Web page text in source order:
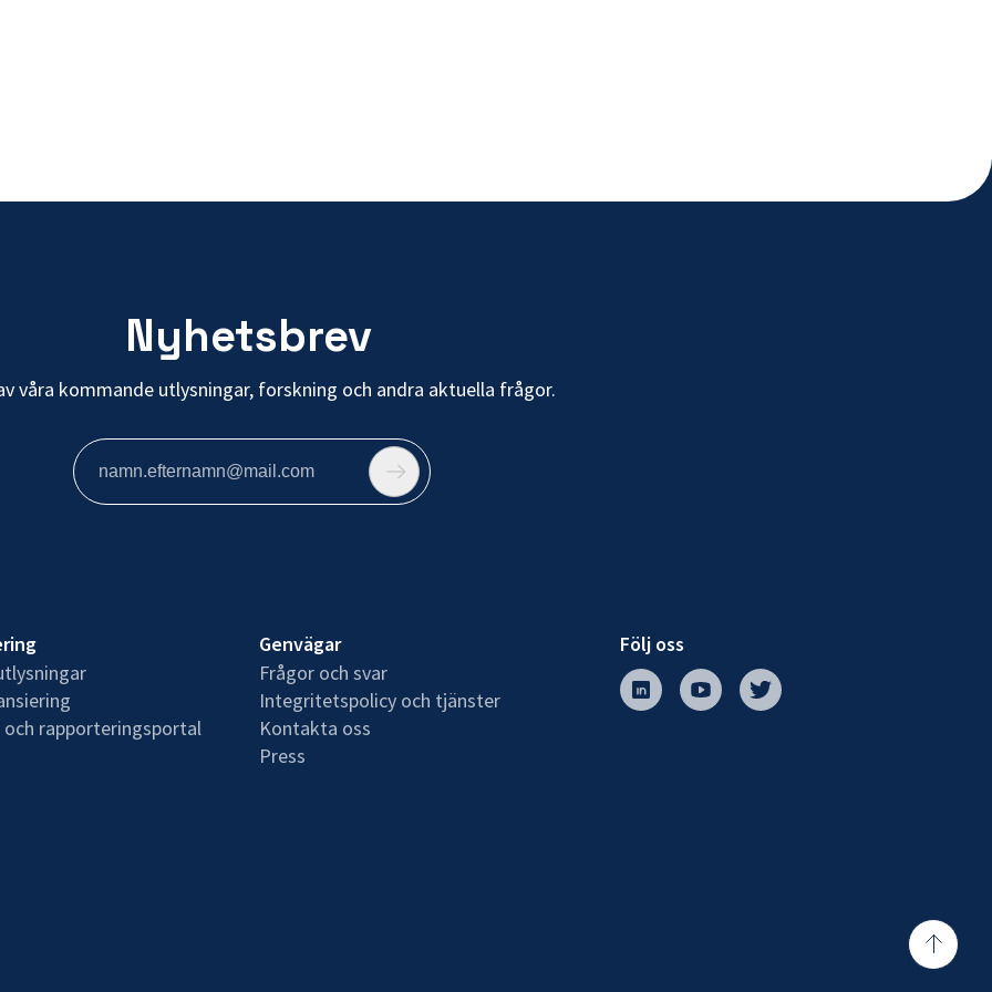
Nyhetsbrev
våra kommande utlysningar, forskning och andra aktuella frågor.
och rapporteringsportal
Genvägar
Frågor och svar
Integritetspolicy och tjänster
Kontakta oss
Press
Följ oss